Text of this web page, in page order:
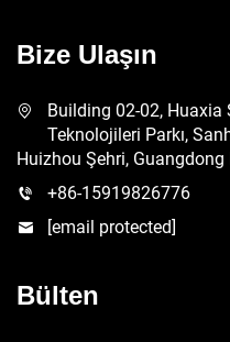
Bize Ulaşın
Building 02-02, Huaxia
Teknolojileri Parkı,
Huizhou Şehri, Guangdong
+86-15919826776
[email protected]
Bülten